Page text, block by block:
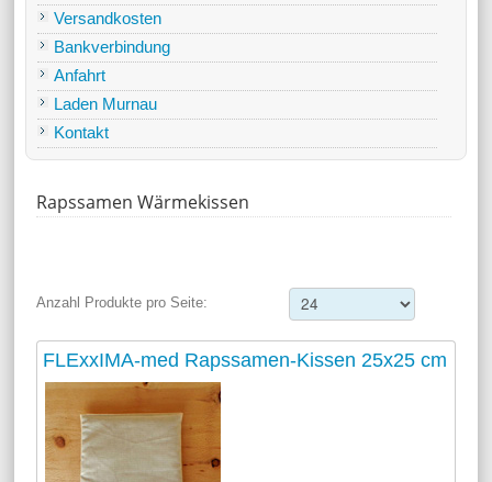
Versandkosten
Bankverbindung
Anfahrt
Laden Murnau
Kontakt
Rapssamen Wärmekissen
Anzahl Produkte pro Seite:
FLExxIMA-med Rapssamen-Kissen 25x25 cm